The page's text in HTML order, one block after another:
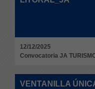
12/12/2025
Convocatoria JA
VENTANILLA